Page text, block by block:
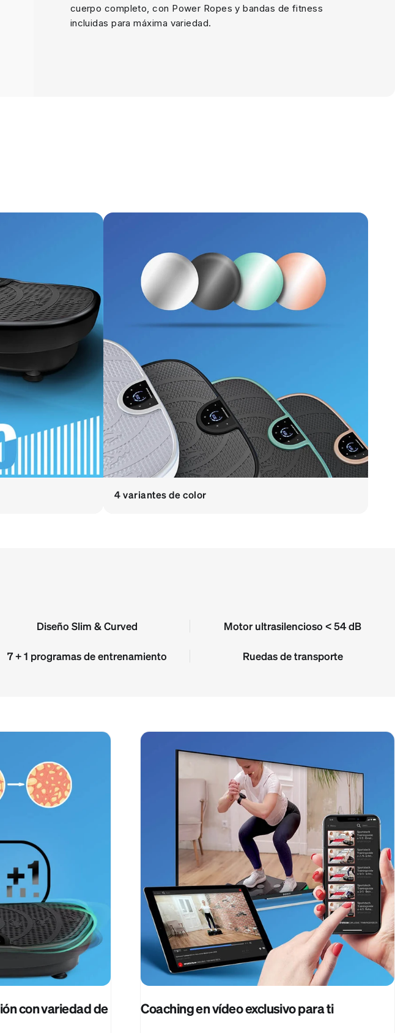
cuerpo completo, con Power Ropes y bandas de fitness
incluidas para máxima variedad.
4 variantes de color
Diseño Slim & Curved Motor ultrasilencioso < 54 dB
7 + 1 programas de entrenamiento Ruedas de transporte
con variedad de
Coaching en vídeo exclusivo para ti